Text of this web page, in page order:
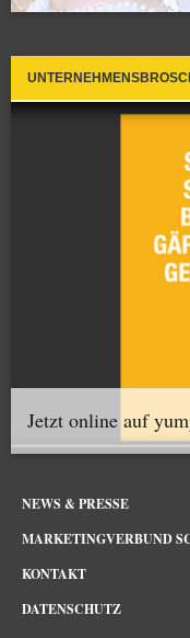
Jetzt online auf
NEWS & PRESSE
MARKETINGVERBUND
KONTAKT
DATENSCHUTZ